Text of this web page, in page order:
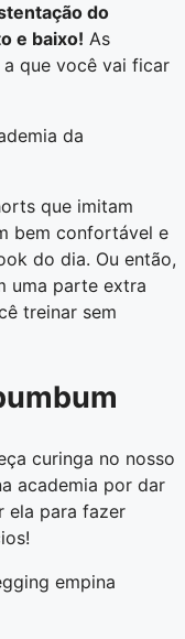
do
e baixo! As
que você vai ficar
que imitam
bem confortável e
do dia. Ou então,
uma parte extra
treinar sem
curinga no nosso
academia por dar
ela para fazer